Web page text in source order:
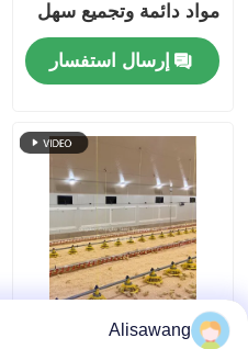
مواد دائمة وتجميع سهل
لتربية الدجاج
إرسال استفسار
Alisawang